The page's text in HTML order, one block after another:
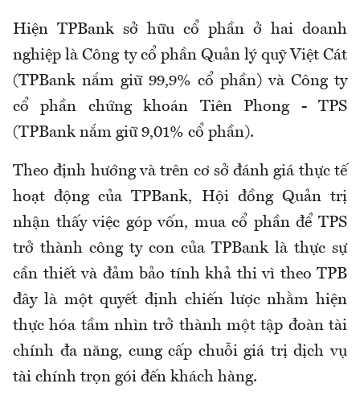
Hiện TPBank sở hữu cổ phần ở hai doanh
nghiệp là Công ty cổ phần Quản lý quỹ Việt Cát
(TPBank nắm giữ 99,9% cổ phần) và Công ty
cổ phần chứng khoán Tiên Phong - TPS
(TPBank nắm giữ 9,01% cổ phần).
Theo định hướng và trên cơ sở đánh giá thực tế
hoạt động của TPBank, Hội đồng Quản trị
nhận thấy việc góp vốn, mua cổ phần để TPS
trở thành công ty con của TPBank là thực sự
cần thiết và đảm bảo tính khả thi vì theo TPB
đây là một quyết định chiến lược nhằm hiện
thực hóa tầm nhìn trở thành một tập đoàn tài
chính đa năng, cung cấp chuỗi giá trị dịch vụ
tài chính trọn gói đến khách hàng.